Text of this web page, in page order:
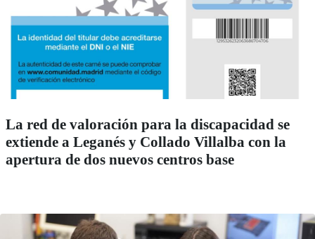
La red de valoración para la discapacidad se
extiende a Leganés y Collado Villalba con la
apertura de dos nuevos centros base